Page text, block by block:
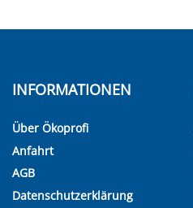
INFORMATIONEN
Über Ökoprofi
Anfahrt
AGB
Datenschutzerklärung